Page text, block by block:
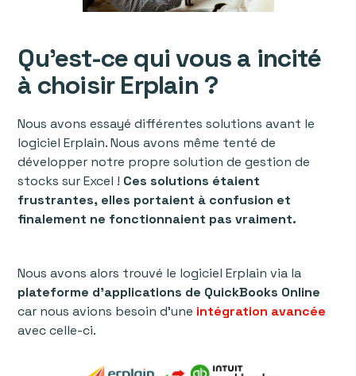
Qu'est-ce qui vous a incité
à choisir Erplain ?
Nous avons essayé différentes solutions avant le
logiciel Erplain. Nous avons même tenté de
développer notre propre solution de gestion de
stocks sur Excel ! Ces solutions étaient
frustrantes, elles portaient à confusion et
finalement ne fonctionnaient pas vraiment.
Nous avons alors trouvé le logiciel Erplain via la
plateforme d'applications de QuickBooks Online
car nous avions besoin d'une intégration avancée
avec celle-ci.